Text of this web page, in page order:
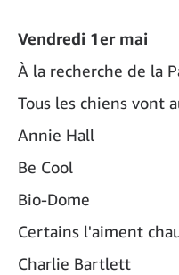
Vendredi 1er mai
À la recherche de la
Tous les chiens vont
Annie Hall
Be Cool
Bio-Dome
Certains l'aiment
Charlie Bartlett